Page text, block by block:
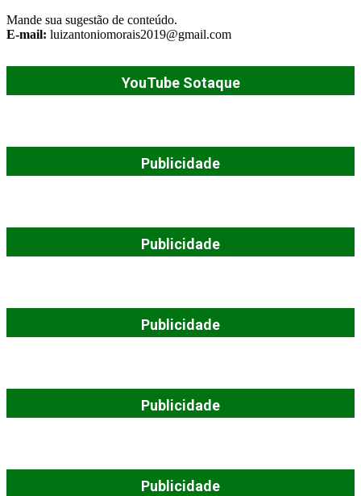
Mande sua sugestão de conteúdo.
E-mail: luizantoniomorais2019@gmail.com
YouTube Sotaque
Publicidade
Publicidade
Publicidade
Publicidade
Publicidade